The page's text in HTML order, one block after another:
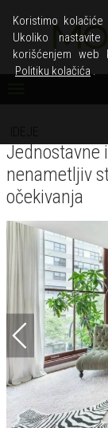
Jednostavne
nenametljiv
očekivanja
Koristimo
Ukoliko
korišćenjem web
Politiku kolačića .